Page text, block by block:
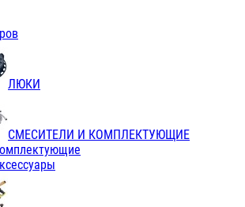
ЛЮКИ
СМЕСИТЕЛИ И КОМПЛЕКТУЮЩИЕ